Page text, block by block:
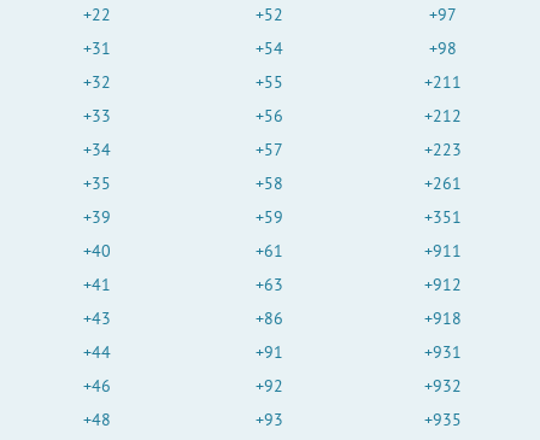
+22
+31
+32
+33
+34
+35
+39
+40
+41
+43
+44
+46
+48
+52
+54
+55
+56
+57
+58
+59
+61
+63
+86
+91
+92
+93
+97
+98
+211
+212
+223
+261
+351
+911
+912
+918
+931
+932
+935